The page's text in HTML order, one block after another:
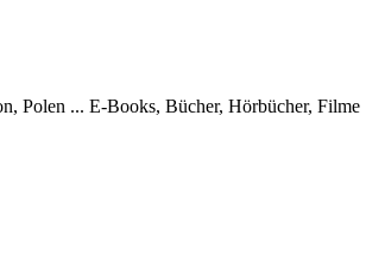
Polen ... E-Books, Bücher, Hörbücher, Filme